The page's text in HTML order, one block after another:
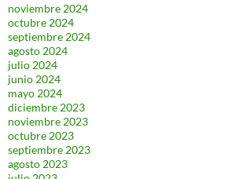
noviembre 2024
octubre 2024
septiembre 2024
agosto 2024
julio 2024
junio 2024
mayo 2024
diciembre 2023
noviembre 2023
octubre 2023
septiembre 2023
agosto 2023